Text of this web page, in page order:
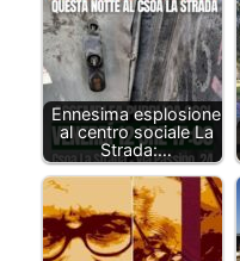
Ennesima esplosione
al centro sociale La
Strada:…